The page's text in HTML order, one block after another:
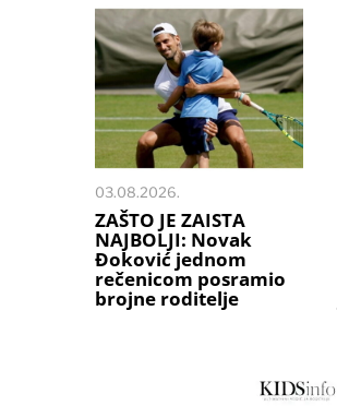
03.08.2026.
ZAŠTO JE ZAISTA
NAJBOLJI: Novak
Đoković jednom
rečenicom posramio
brojne roditelje